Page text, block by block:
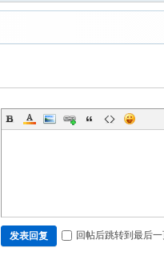
发表回复 回帖后跳转到最后